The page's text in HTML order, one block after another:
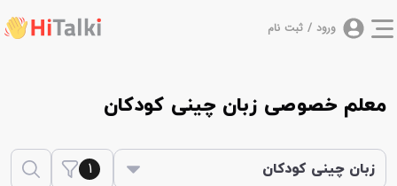
ورود / ثبت نام
معلم خصوصی زبان چینی کودکان
زبان چینی کودکان 1